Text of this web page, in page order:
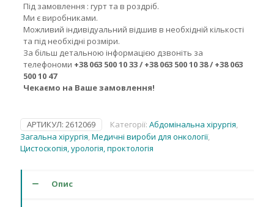
Під замовлення : гурт та в роздріб.
Ми є виробниками.
Можливий індивідуальний відшив в необхідній кількості
та під необхідні розміри.
За більш детальною інформацією дзвоніть за
телефономи +38 063 500 10 33 / +38 063 500 10 38 / +38 063
500 10 47
Чекаємо на Ваше замовлення!
АРТИКУЛ: 2612069 Категорії: Абдомінальна хірургія,
Загальна хірургія,Медичні вироби для онкології,
Цистоскопія, урологія, проктологія
Опис